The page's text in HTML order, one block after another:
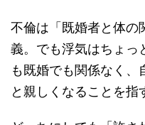
不倫は「既婚者と体の
義。でも浮気はちょっ
も既婚でも関係なく、
と親しくなることを指